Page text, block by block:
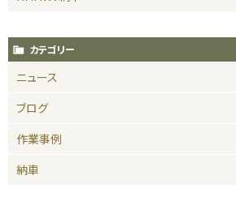
カテゴリー
ニュース
ブログ
作業事例
納車